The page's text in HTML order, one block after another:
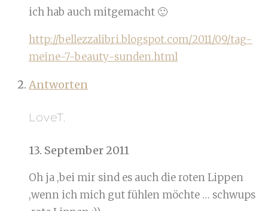
ich hab auch mitgemacht 🙂
http://bellezzalibri.blogspot.com/2011/09/tag-
meine-7-beauty-sunden.html
Antworten
LoveT.
13. September 2011
Oh ja ,bei mir sind es auch die roten Lippen
,wenn ich mich gut fühlen möchte … schwups